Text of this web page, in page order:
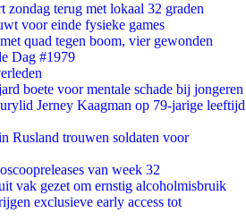
zondag terug met lokaal 32 graden
voor einde fysieke games
quad tegen boom, vier gewonden
Dag #1979
boete voor mentale schade bij jongeren
Jerney Kaagman op 79-jarige leeftijd
Rusland trouwen soldaten voor
van week 32
vak gezet om ernstig alcoholmisbruik
exclusieve early access tot